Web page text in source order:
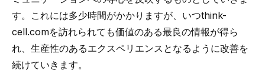
す。これには多少時間がかかりますが、いつthink-
cell.comを訪れられても価値のある最良の情報が得ら
れ、生産性のあるエクスペリエンスとなるように改善を
続けていきます。